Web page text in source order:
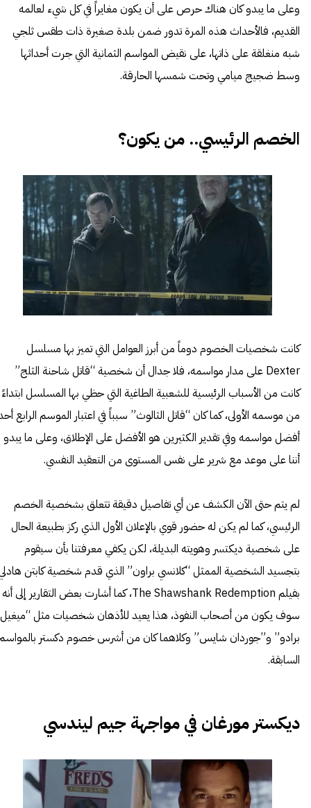
وعلى ما يبدو كان هناك حرص على أن يكون مغايراً في كل شيء لعالمه
القديم، فالأحداث هذه المرة تدور ضمن بلدة صغيرة ذات طقس ثلجي
شبه منغلقة على ذاتها، على نقيض المواسم الثمانية التي جرت أحداثها
وسط ضجيج ميامي وتحت شمسها الحارقة.
الخصم الرئيسي.. من يكون؟
كانت شخصيات الخصوم دوماً من أبرز العوامل التي تميز بها مسلسل
Dexter على مدار مواسمه، فلا جدال أن شخصية “قاتل شاحنة الثلج”
كانت من الأسباب الرئيسية للشعبية الطاغية التي حظي بها المسلسل ابتداءً
من موسمه الأولى، كما كان “قاتل الثالوث” سبباً في اعتبار الموسم الرابع
أفضل مواسمه وفي تقدير الكثيرين هو الأفضل على الإطلاق، وعلى ما يبدو
أننا على موعد مع شرير على نفس المستوى من التعقيد النفسي.
لم يتم حتى الآن الكشف عن أي تفاصيل دقيقة تتعلق بشخصية الخصم
الرئيسي، كما لم يكن له حضور قوي بالإعلان الأول الذي ركز بطبيعة الحال
على شخصية ديكتسر وهويته البديلة، لكن يكفي معرفتنا بأن سيقوم
بتجسيد الشخصية الممثل “كلانسي براون” الذي قدم شخصية كابتن
بفيلم The Shawshank Redemption، كما أشارت بعض التقارير إلى أنه
سوف يكون من أصحاب النفوذ، هذا يعيد للأذهان شخصيات مثل “ميغيل
برادو” و”جوردان شايس” وكلاهما كان من أشرس خصوم دكستر
السابقة.
ديكستر مورغان في مواجهة جيم ليندسي